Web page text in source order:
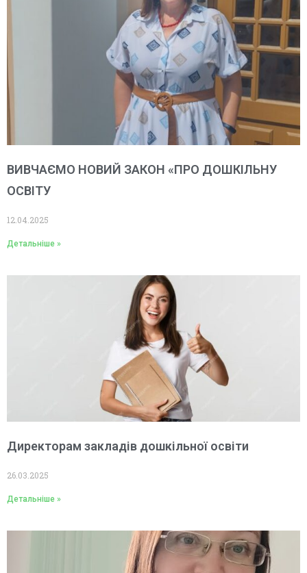
ВИВЧАЄМО НОВИЙ ЗАКОН «ПРО ДОШКІЛЬНУ
ОСВІТУ
12.04.2025
Детальніше »
Директорам закладів дошкільної освіти
26.03.2025
Детальніше »